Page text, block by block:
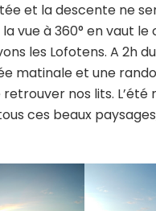
et la descente ne
vue à 360° en vaut le
les Lofotens. A 2h
matinale et une
nos lits. L’été
ces beaux